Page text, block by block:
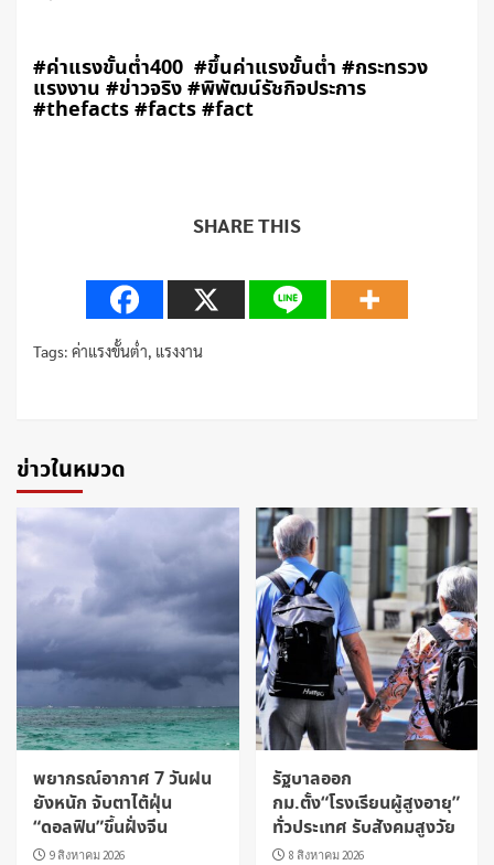
#ค่าแรงขั้นต่ำ400 #ขึ้นค่าแรงขั้นต่ำ #กระทรวง
แรงงาน #ข่าวจริง #พิพัฒน์รัชกิจประการ
#thefacts #facts #fact
SHARE THIS
Tags: ค่าแรงขั้นต่ำ, แรงงาน
Reading
ข่าวในหมวด
พยากรณ์อากาศ 7 วันฝน
ยังหนัก จับตาไต้ฝุ่น
“ดอลฟิน”ขึ้นฝั่งจีน
9 สิงหาคม 2026
รัฐบาลออก
กม.ตั้ง“โรงเรียนผู้สูงอายุ”
ทั่วประเทศ รับสังคมสูงวัย
8 สิงหาคม 2026